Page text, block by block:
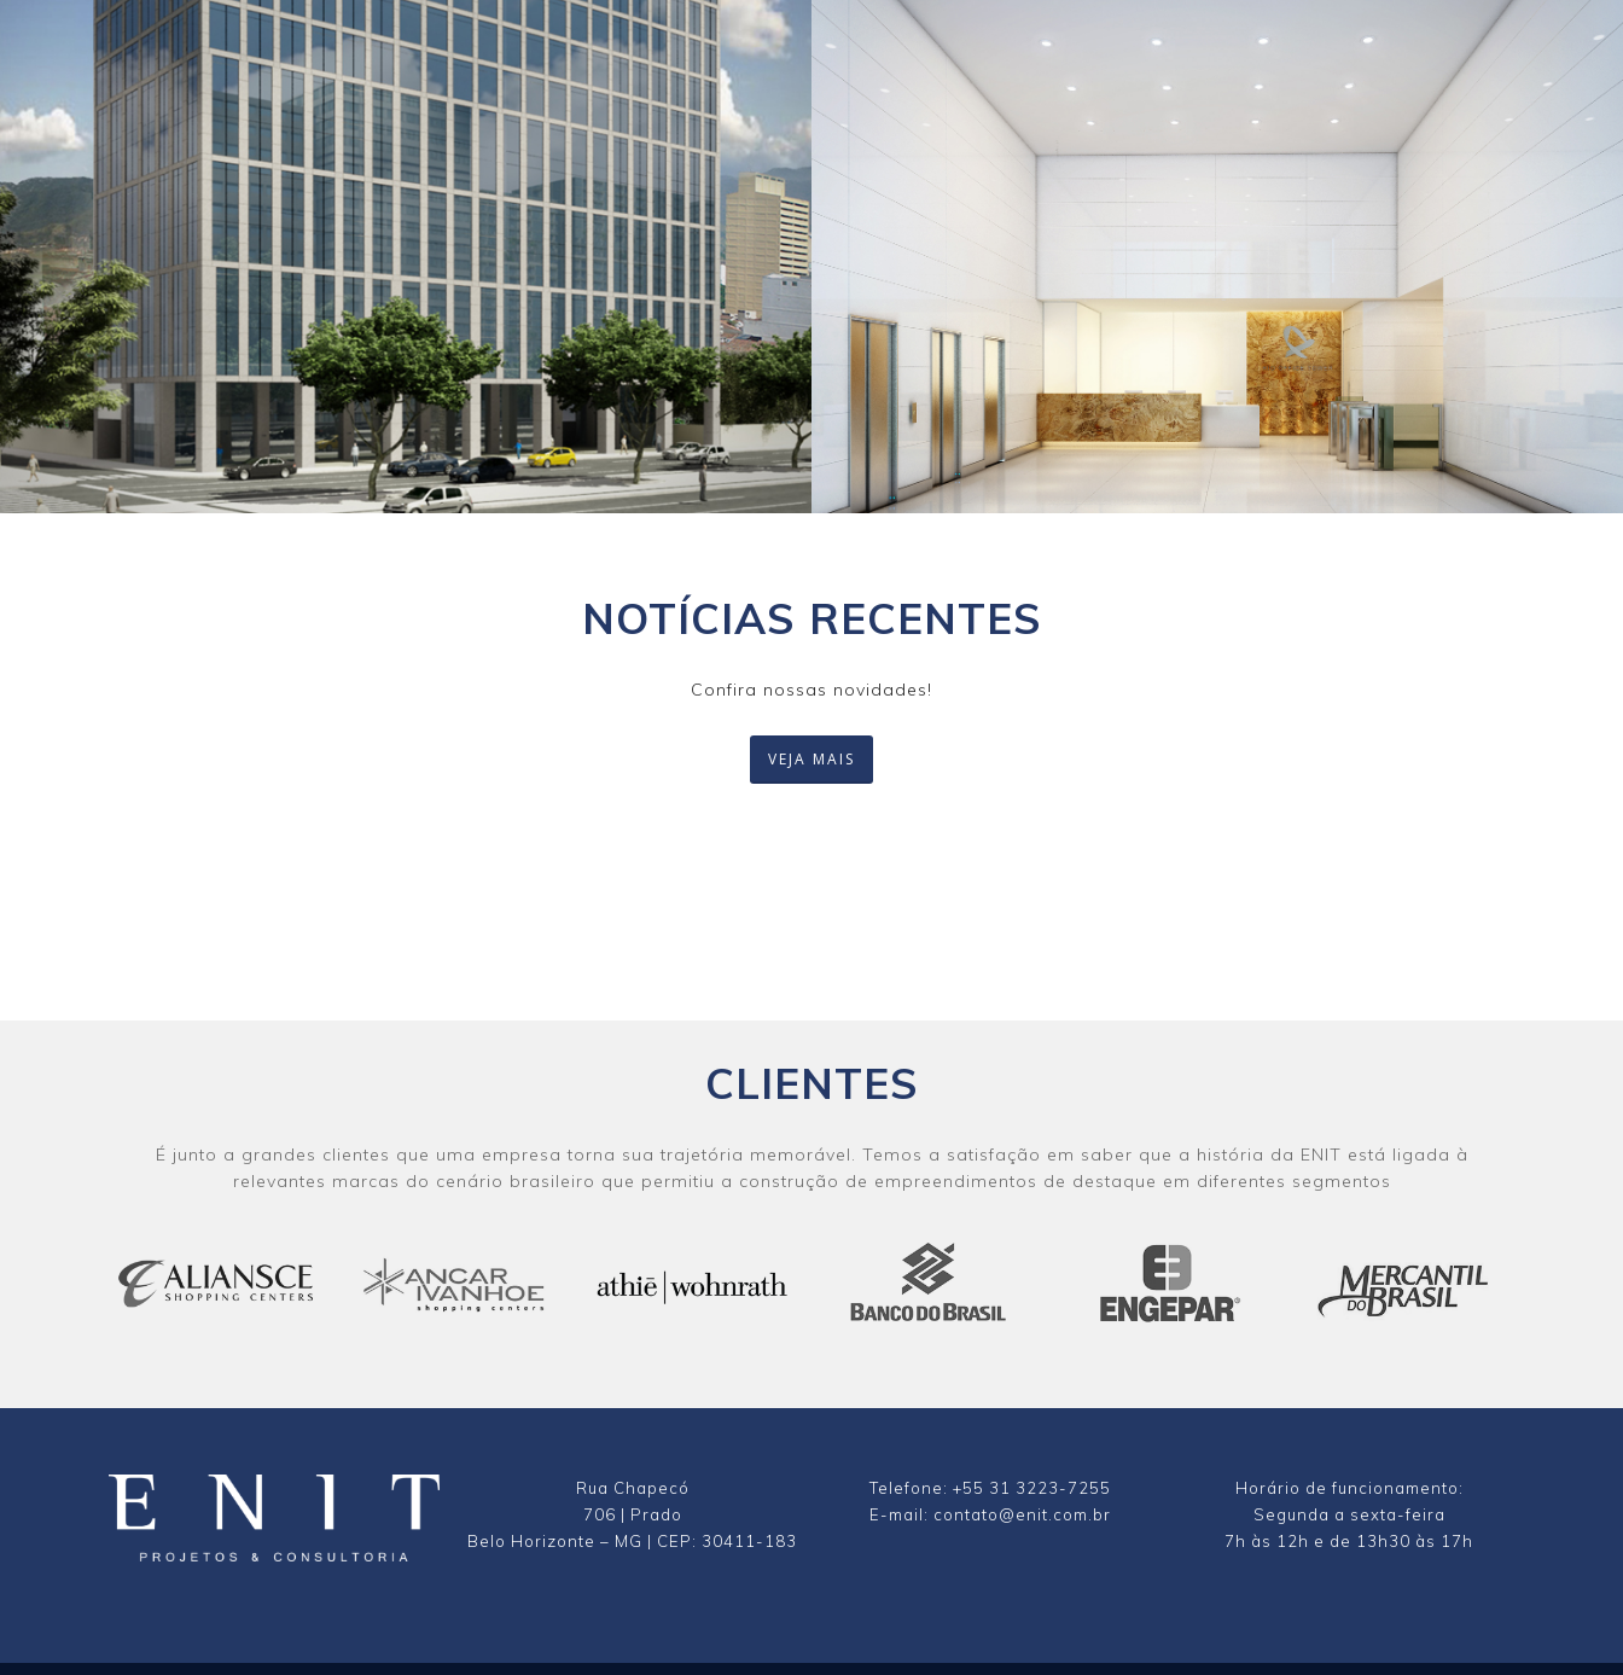
NOTÍCIAS RECENTES
Confira nossas novidades!
VEJA MAIS
CLIENTES
É junto a grandes clientes que uma empresa torna sua trajetória memorável. Temos a satisfação em saber que a história da ENIT está ligada à
relevantes marcas do cenário brasileiro que permitiu a construção de empreendimentos de destaque em diferentes segmentos
Rua Chapecó
706 | Prado
Belo Horizonte – MG | CEP: 30411-183
Telefone: +55 31 3223-7255
E-mail: contato@enit.com.br
Horário de funcionamento:
Segunda a sexta-feira
7h às 12h e de 13h30 às 17h